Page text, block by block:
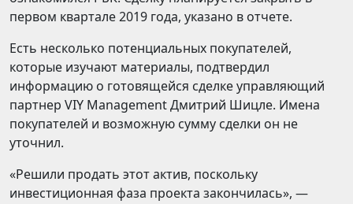
первом квартале 2019 года, указано в отчете.
Есть несколько потенциальных покупателей,
которые изучают материалы, подтвердил
информацию о готовящейся сделке управляющий
партнер VIY Management Дмитрий ​Шицле. Имена
покупателей и возможную сумму сделки он не
уточнил.
«Решили продать этот актив, поскольку
инвестиционная фаза проекта закончилась», —